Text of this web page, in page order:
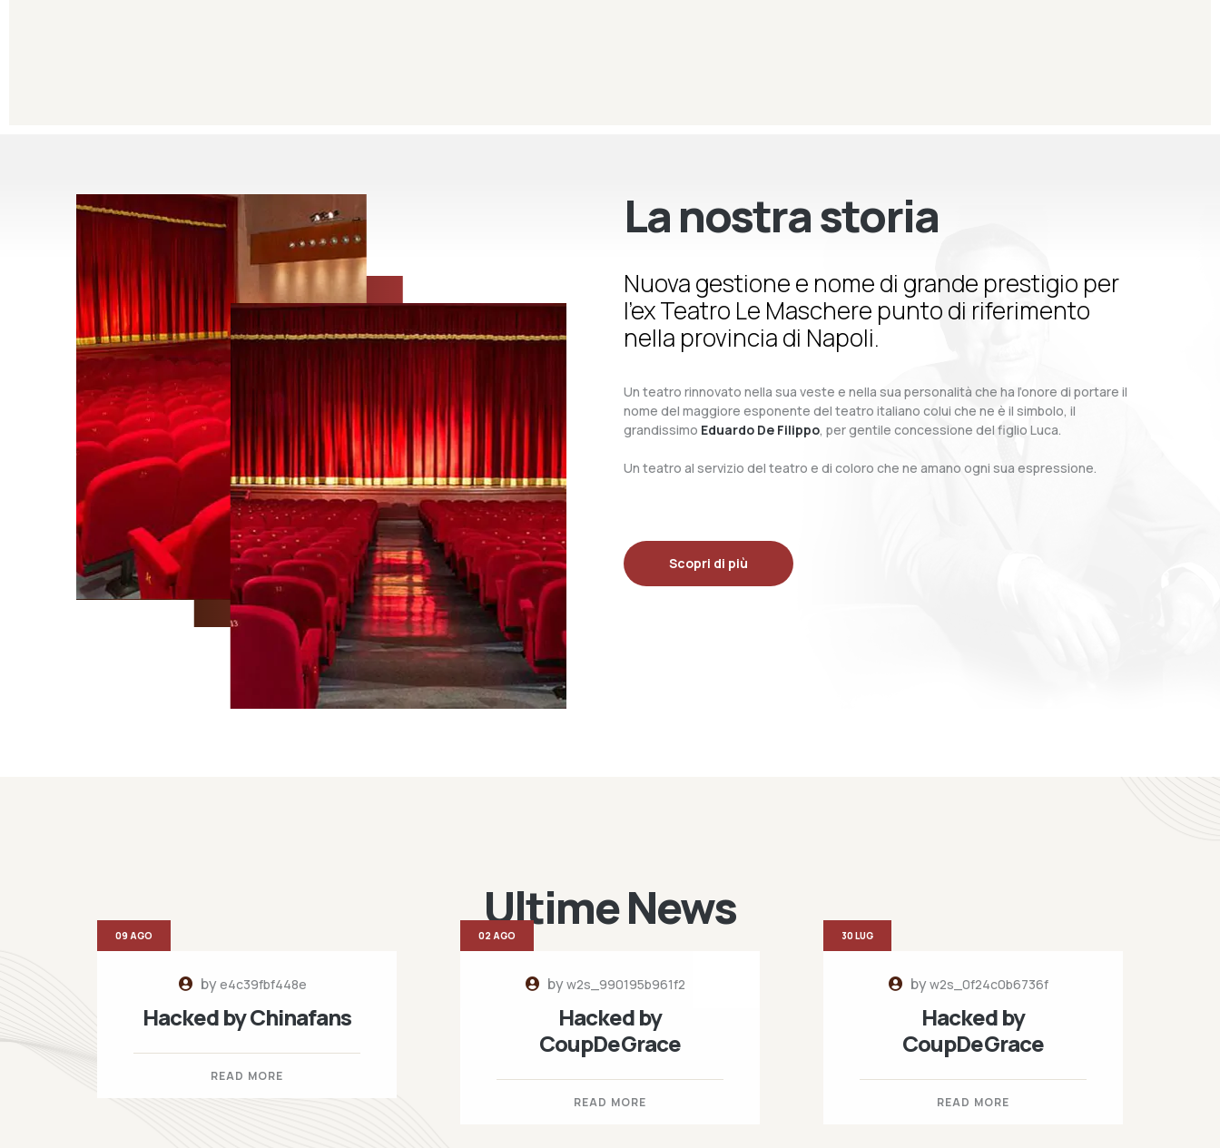
La nostra storia
Nuova gestione e nome di grande prestigio per
l’ex Teatro Le Maschere punto di riferimento
nella provincia di Napoli.
Un teatro rinnovato nella sua veste e nella sua personalità che ha l’onore di portare il
nome del maggiore esponente del teatro italiano colui che ne è il simbolo, il
grandissimo Eduardo De Filippo, per gentile concessione del figlio Luca.
Un teatro al servizio del teatro e di coloro che ne amano ogni sua espressione.
Scopri di più
Ultime News
bye4c39fbf448e
Hacked by Chinafans
READ MORE
09 AGO
byw2s_990195b961f2
Hacked by
CoupDeGrace
READ MORE
02 AGO
byw2s_0f24c0b6736f
Hacked by
CoupDeGrace
READ MORE
30 LUG